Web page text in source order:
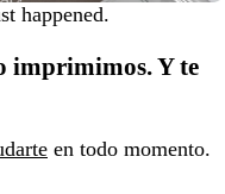
happened.
s
s
imprimimos. Y te
en todo momento.